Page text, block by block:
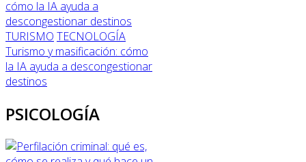
TURISMO TECNOLOGÍA
Turismo y masificación: cómo
la IA ayuda a descongestionar
destinos
PSICOLOGÍA